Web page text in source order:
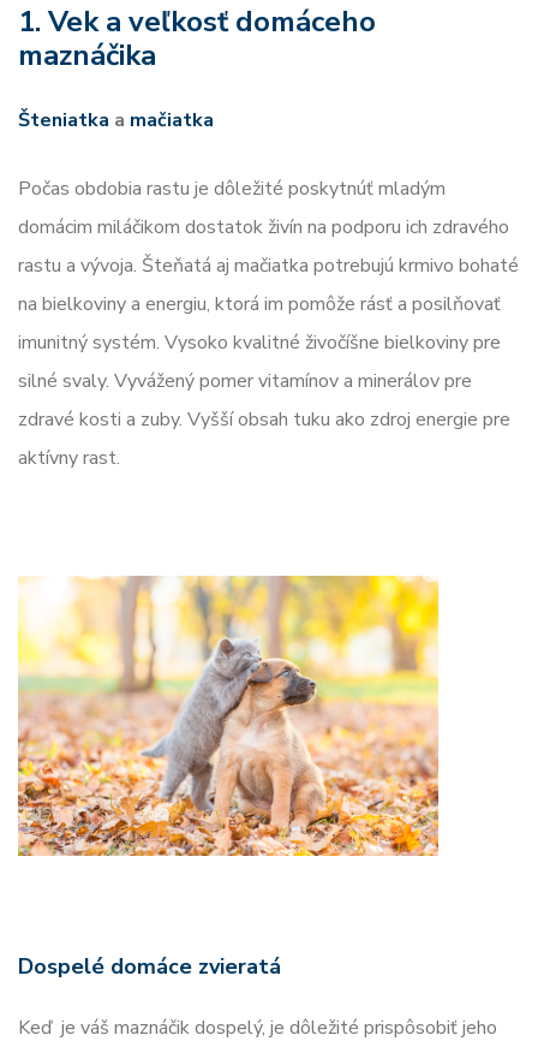
1. Vek a veľkosť domáceho
maznáčika
Šteniatka a mačiatka
Počas obdobia rastu je dôležité poskytnúť mladým
domácim miláčikom dostatok živín na podporu ich zdravého
rastu a vývoja. Šteňatá aj mačiatka potrebujú krmivo bohaté
na bielkoviny a energiu, ktorá im pomôže rásť a posilňovať
imunitný systém. Vysoko kvalitné živočíšne bielkoviny pre
silné svaly. Vyvážený pomer vitamínov a minerálov pre
zdravé kosti a zuby. Vyšší obsah tuku ako zdroj energie pre
aktívny rast.
Dospelé domáce zvieratá
Keď je váš maznáčik dospelý, je dôležité prispôsobiť jeho